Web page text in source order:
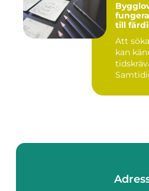
Bygglov
till
Att
kan